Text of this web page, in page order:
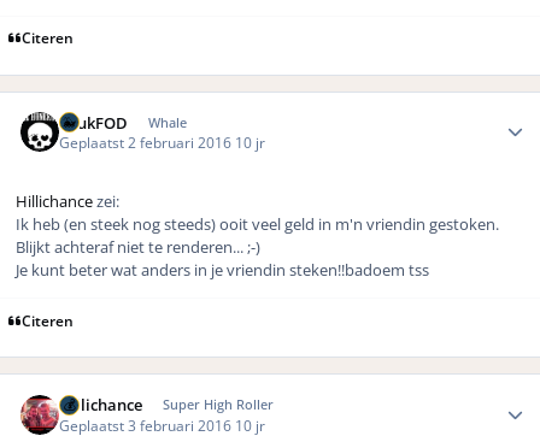
Citeren
LuukFOD Whale
Geplaatst 2 februari 2016 10 jr
Hillichancezei:
Ik heb (en steek nog steeds) ooit veel geld in m'n vriendin gestoken.
Blijkt achteraf niet te renderen... ;-)
Je kunt beter wat anders in je vriendin steken!!badoem tss
Citeren
Hillichance Super High Roller
Geplaatst 3 februari 2016 10 jr